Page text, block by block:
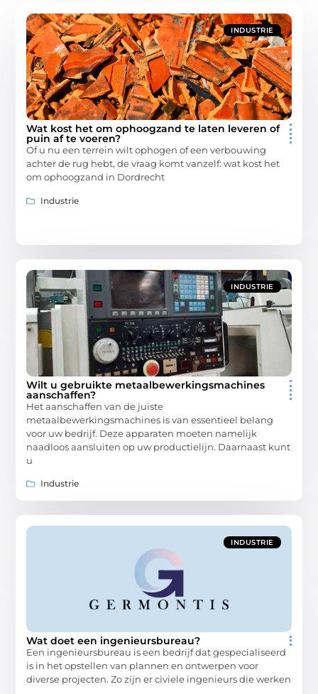
INDUSTRIE
Wat kost het om ophoogzand te laten leveren of
puin af te voeren?
Of u nu een terrein wilt ophogen of een verbouwing
achter de rug hebt, de vraag komt vanzelf: wat kost het
om ophoogzand in Dordrecht
Industrie
INDUSTRIE
Wilt u gebruikte metaalbewerkingsmachines
aanschaffen?
Het aanschaffen van de juiste
metaalbewerkingsmachines is van essentieel belang
voor uw bedrijf. Deze apparaten moeten namelijk
naadloos aansluiten op uw productielijn. Daarnaast kunt
u
Industrie
INDUSTRIE
Wat doet een ingenieursbureau?
Een ingenieursbureau is een bedrijf dat gespecialiseerd
is in het opstellen van plannen en ontwerpen voor
diverse projecten. Zo zijn er civiele ingenieurs die werken